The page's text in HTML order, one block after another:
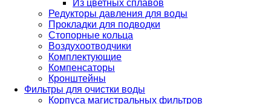
Из цветных сплавов
Редукторы давления для воды
Прокладки для подводки
Стопорные кольца
Воздухоотводчики
Комплектующие
Компенсаторы
Кронштейны
Фильтры для очистки воды
Корпуса магистральных фильтров